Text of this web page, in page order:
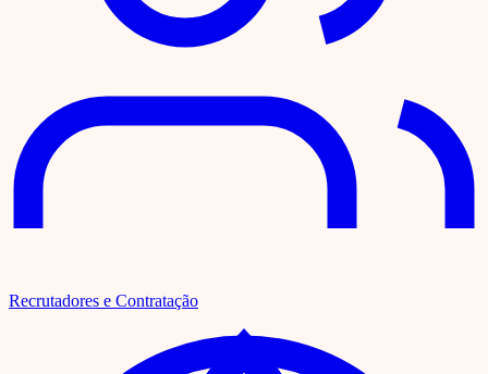
Recrutadores e Contratação